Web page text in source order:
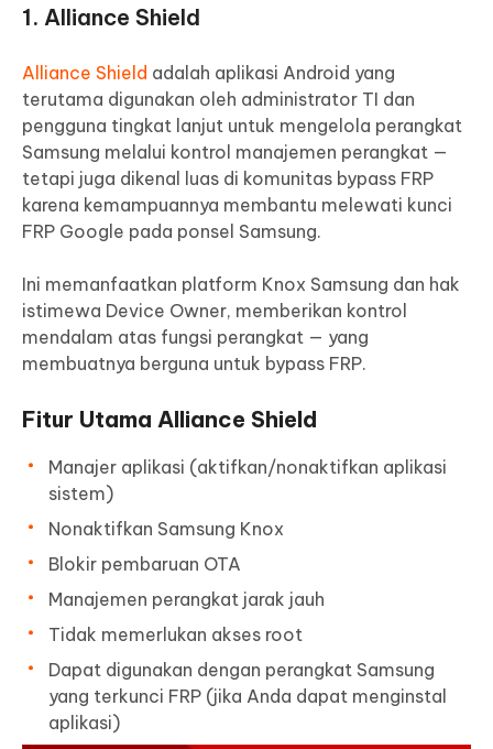
1. Alliance Shield
Alliance Shield adalah aplikasi Android yang
terutama digunakan oleh administrator TI dan
pengguna tingkat lanjut untuk mengelola perangkat
Samsung melalui kontrol manajemen perangkat —
tetapi juga dikenal luas di komunitas bypass FRP
karena kemampuannya membantu melewati kunci
FRP Google pada ponsel Samsung.
Ini memanfaatkan platform Knox Samsung dan hak
istimewa Device Owner, memberikan kontrol
mendalam atas fungsi perangkat — yang
membuatnya berguna untuk bypass FRP.
Fitur Utama Alliance Shield
Manajer aplikasi (aktifkan/nonaktifkan aplikasi
sistem)
Nonaktifkan Samsung Knox
Blokir pembaruan OTA
Manajemen perangkat jarak jauh
Tidak memerlukan akses root
Dapat digunakan dengan perangkat Samsung
yang terkunci FRP (jika Anda dapat menginstal
aplikasi)